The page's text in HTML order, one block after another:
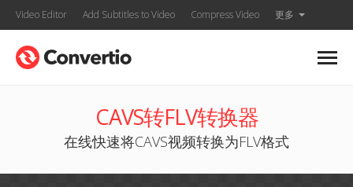
Video Editor Add Subtitles to Video Compress Video 更多
CAVS转FLV转换器
在线快速将CAVS视频转换为FLV格式